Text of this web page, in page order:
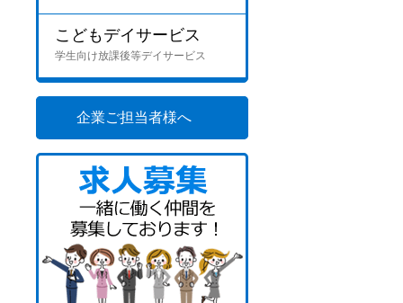
こどもデイサービス
学生向け放課後等デイサービス
企業ご担当者様へ